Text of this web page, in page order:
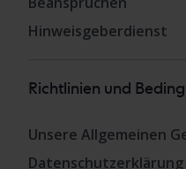
Hinweisgeberdienst
Richtlinien und
Unsere Allgemeinen
Datenschutzerklärung